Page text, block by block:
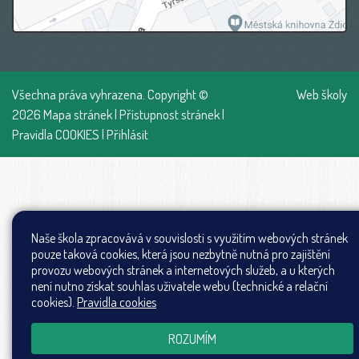
Všechna práva vyhrazena. Copyright ©
2026Mapa stránek|Přístupnost stránek|
Pravidla COOKIES|Přihlásit
Web školy
Naše škola zpracovává v souvislosti s využitím webových stránek
pouze taková cookies, která jsou nezbytně nutná pro zajištění
provozu webových stránek a internetových služeb, a u kterých
není nutno získat souhlas uživatele webu (technické a relační
cookies). Pravidla cookies
ROZUMÍM